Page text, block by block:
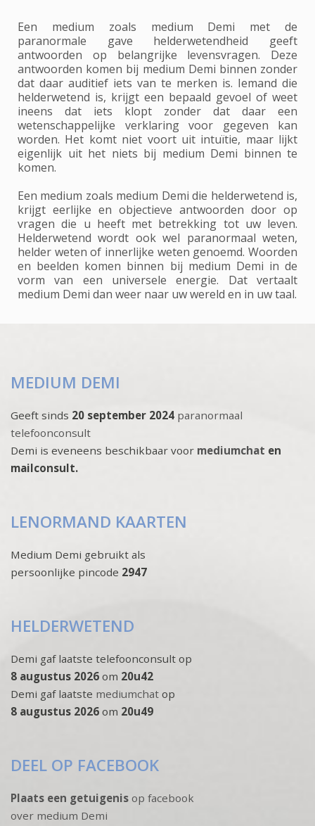
Een medium zoals medium Demi met de
paranormale gave helderwetendheid geeft
antwoorden op belangrijke levensvragen. Deze
antwoorden komen bij medium Demi binnen zonder
dat daar auditief iets van te merken is. Iemand die
helderwetend is, krijgt een bepaald gevoel of weet
ineens dat iets klopt zonder dat daar een
wetenschappelijke verklaring voor gegeven kan
worden. Het komt niet voort uit intuïtie, maar lijkt
eigenlijk uit het niets bij medium Demi binnen te
komen.
Een medium zoals medium Demi die helderwetend is,
krijgt eerlijke en objectieve antwoorden door op
vragen die u heeft met betrekking tot uw leven.
Helderwetend wordt ook wel paranormaal weten,
helder weten of innerlijke weten genoemd. Woorden
en beelden komen binnen bij medium Demi in de
vorm van een universele energie. Dat vertaalt
medium Demi dan weer naar uw wereld en in uw taal.
MEDIUM DEMI
Geeft sinds 20 september 2024 paranormaal
telefoonconsult
Demi is eveneens beschikbaar voor mediumchat en
mailconsult.
LENORMAND KAARTEN
Medium Demi gebruikt als
persoonlijke pincode 2947
HELDERWETEND
Demi gaf laatste telefoonconsult op
8 augustus 2026 om 20u42
Demi gaf laatste mediumchat op
8 augustus 2026 om 20u49
DEEL OP FACEBOOK
Plaats een getuigenis op facebook
over medium Demi